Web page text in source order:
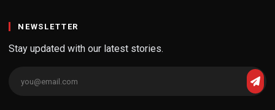
NEWSLETTER
Stay updated with our latest stories.